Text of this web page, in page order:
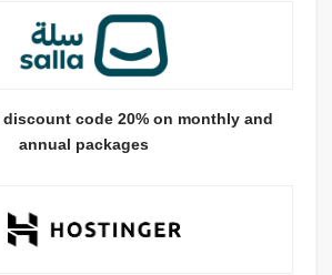
discount code 20% on monthly and
annual packages